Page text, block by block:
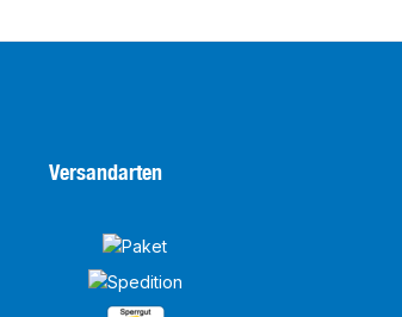
Versandarten